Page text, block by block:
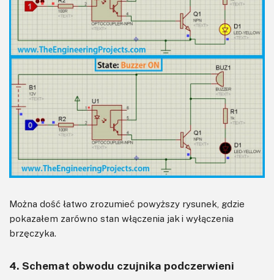
Można dość łatwo zrozumieć powyższy rysunek, gdzie
pokazałem zarówno stan włączenia jak i wyłączenia
brzęczyka.
4. Schemat obwodu czujnika podczerwieni